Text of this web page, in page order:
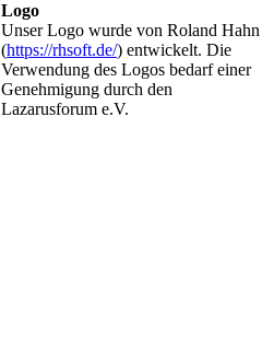
Logo
Unser Logo wurde von Roland Hahn
(https://rhsoft.de/) entwickelt. Die
Verwendung des Logos bedarf einer
Genehmigung durch den
Lazarusforum e.V.